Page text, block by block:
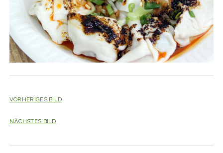
VORHERIGES BILD
NÄCHSTES BILD